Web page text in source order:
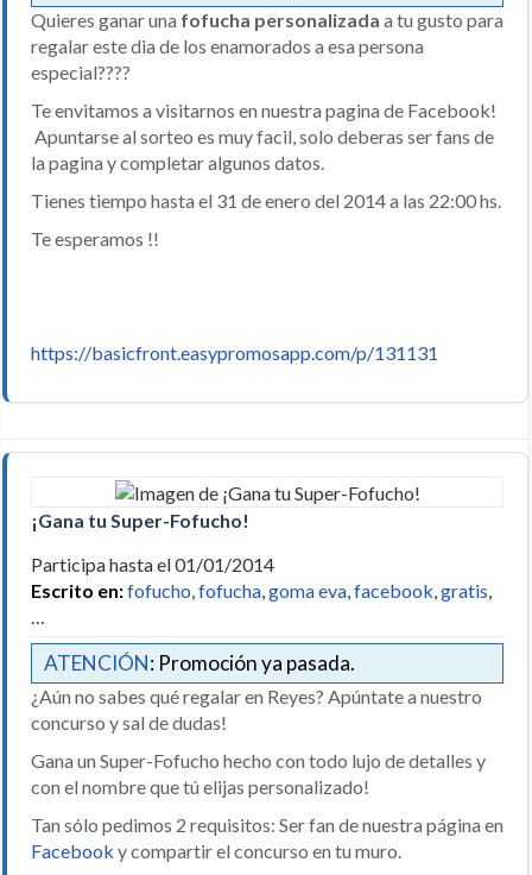
Quieres ganar una fofucha personalizada a tu gusto para
regalar este dia de los enamorados a esa persona
especial????
Te envitamos a visitarnos en nuestra pagina de Facebook!
Apuntarse al sorteo es muy facil, solo deberas ser fans de
la pagina y completar algunos datos.
Tienes tiempo hasta el 31 de enero del 2014 a las 22:00 hs.
Te esperamos !!
https://basicfront.easypromosapp.com/p/131131
¡Gana tu Super-Fofucho!
Participa hasta el 01/01/2014
Escrito en:fofucho fofucha goma eva facebook gratis
ATENCIÓN: Promoción ya pasada.
¿Aún no sabes qué regalar en Reyes? Apúntate a nuestro
concurso y sal de dudas!
Gana un Super-Fofucho hecho con todo lujo de detalles y
con el nombre que tú elijas personalizado!
Tan sólo pedimos 2 requisitos: Ser fan de nuestra página en
Facebook y compartir el concurso en tu muro.